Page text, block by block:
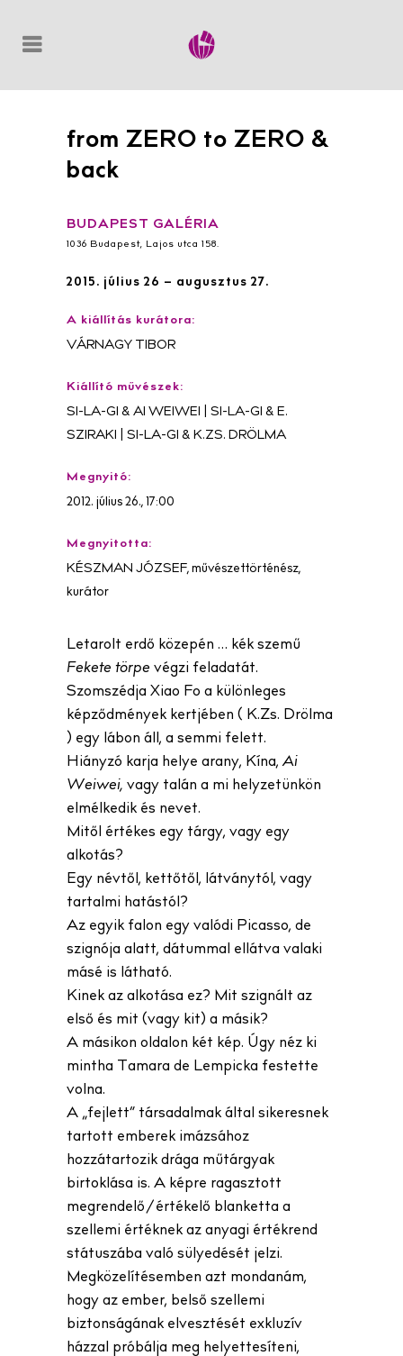
from ZERO to ZERO &
back
BUDAPEST GALÉRIA
1036 Budapest, Lajos utca 158.
2015. július 26 – augusztus 27.
A kiállítás kurátora:
VÁRNAGY TIBOR
Kiállító művészek:
SI-LA-GI & AI WEIWEI | SI-LA-GI & E.
SZIRAKI | SI-LA-GI & K.ZS. DRÖLMA
Megnyitó:
2012. július 26., 17:00
Megnyitotta:
KÉSZMAN JÓZSEF, művészettörténész,
kurátor
Letarolt erdő közepén … kék szemű
Fekete törpe végzi feladatát.
Szomszédja Xiao Fo a különleges
képződmények kertjében ( K.Zs. Drölma
) egy lábon áll, a semmi felett.
Hiányzó karja helye arany, Kína,Ai
Weiwei, vagy talán a mi helyzetünkön
elmélkedik és nevet.
Mitől értékes egy tárgy, vagy egy
alkotás?
Egy névtől, kettőtől, látványtól, vagy
tartalmi hatástól?
Az egyik falon egy valódi Picasso, de
szignója alatt, dátummal ellátva valaki
másé is látható.
Kinek az alkotása ez? Mit szignált az
első és mit (vagy kit) a másik?
A másikon oldalon két kép. Úgy néz ki
mintha Tamara de Lempicka festette
volna.
A „fejlett” társadalmak által sikeresnek
tartott emberek imázsához
hozzátartozik drága műtárgyak
birtoklása is. A képre ragasztott
megrendelő/értékelő blanketta a
szellemi értéknek az anyagi értékrend
státuszába való sülyedését jelzi.
Megközelítésemben azt mondanám,
hogy az ember, belső szellemi
biztonságának elvesztését exkluzív
házzal próbálja meg helyettesíteni,